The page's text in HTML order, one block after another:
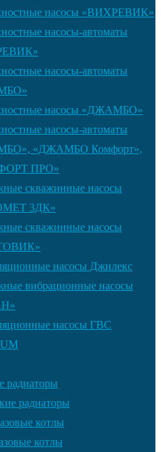
насосы «ВИХРЕВИК»
насосы-автоматы
насосы-автоматы
насосы «ДЖАМБО»
насосы-автоматы
«ДЖАМБО Комфорт»,
ПРО»
скважинные насосы
3ДК»
скважинные насосы
насосы Джилекс
вибрационные насосы
насосы ГВС
радиаторы
котлы
котлы